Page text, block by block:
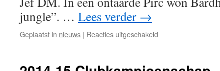
jungle”. … Lees verder →
Geplaatst in nieuws | Reacties uitgeschakeld